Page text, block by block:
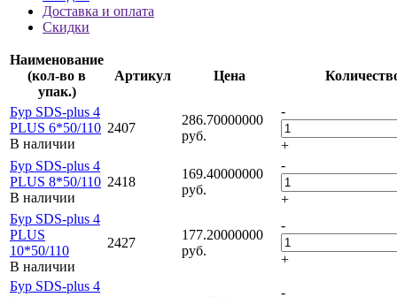
Доставка и оплата
Скидки
Наименование
(кол-во в
упак.)
Артикул Цена
Бур SDS-plus 4
PLUS 6*50/110
В наличии
2407
286.70000000
руб.
-
+
Бур SDS-plus 4
PLUS 8*50/110
В наличии
2418
169.40000000
руб.
-
+
Бур SDS-plus 4
PLUS
10*50/110
В наличии
2427
177.20000000
руб.
-
+
Бур SDS-plus 4
-